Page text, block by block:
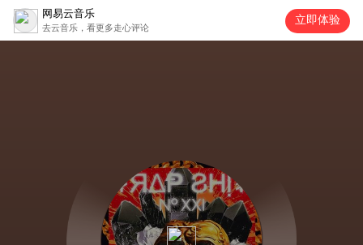
网易云音乐
去云音乐，看更多走心评论
立即体验